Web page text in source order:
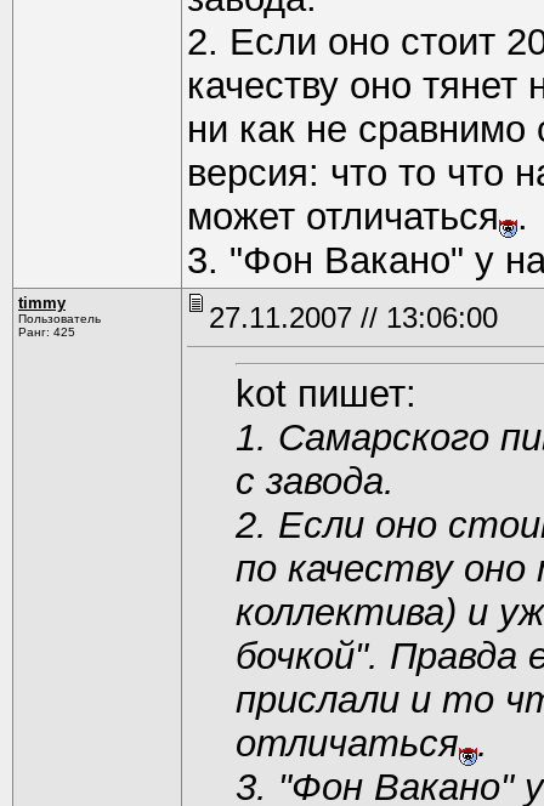
2. Если оно стоит
качеству оно
ни как не сравнимо
версия: что то что
может отличаться .
3. "Фон Вакано" у
timmy
Пользователь
Ранг: 425
27.11.2007 // 13:06:00
kot пишет:
1. Самарского
с завода.
2. Если оно
по качеству
коллектива) и
бочкой".
прислали и то
отличаться .
3. "Фон Вакано"